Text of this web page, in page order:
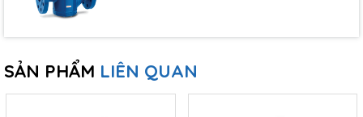
SẢN PHẨM LIÊN QUAN